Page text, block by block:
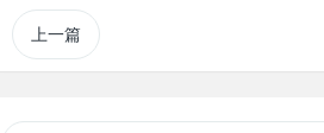
上一篇